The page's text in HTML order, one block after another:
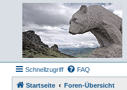
Schnellzugriff FAQ
Startseite
Foren-Übersicht